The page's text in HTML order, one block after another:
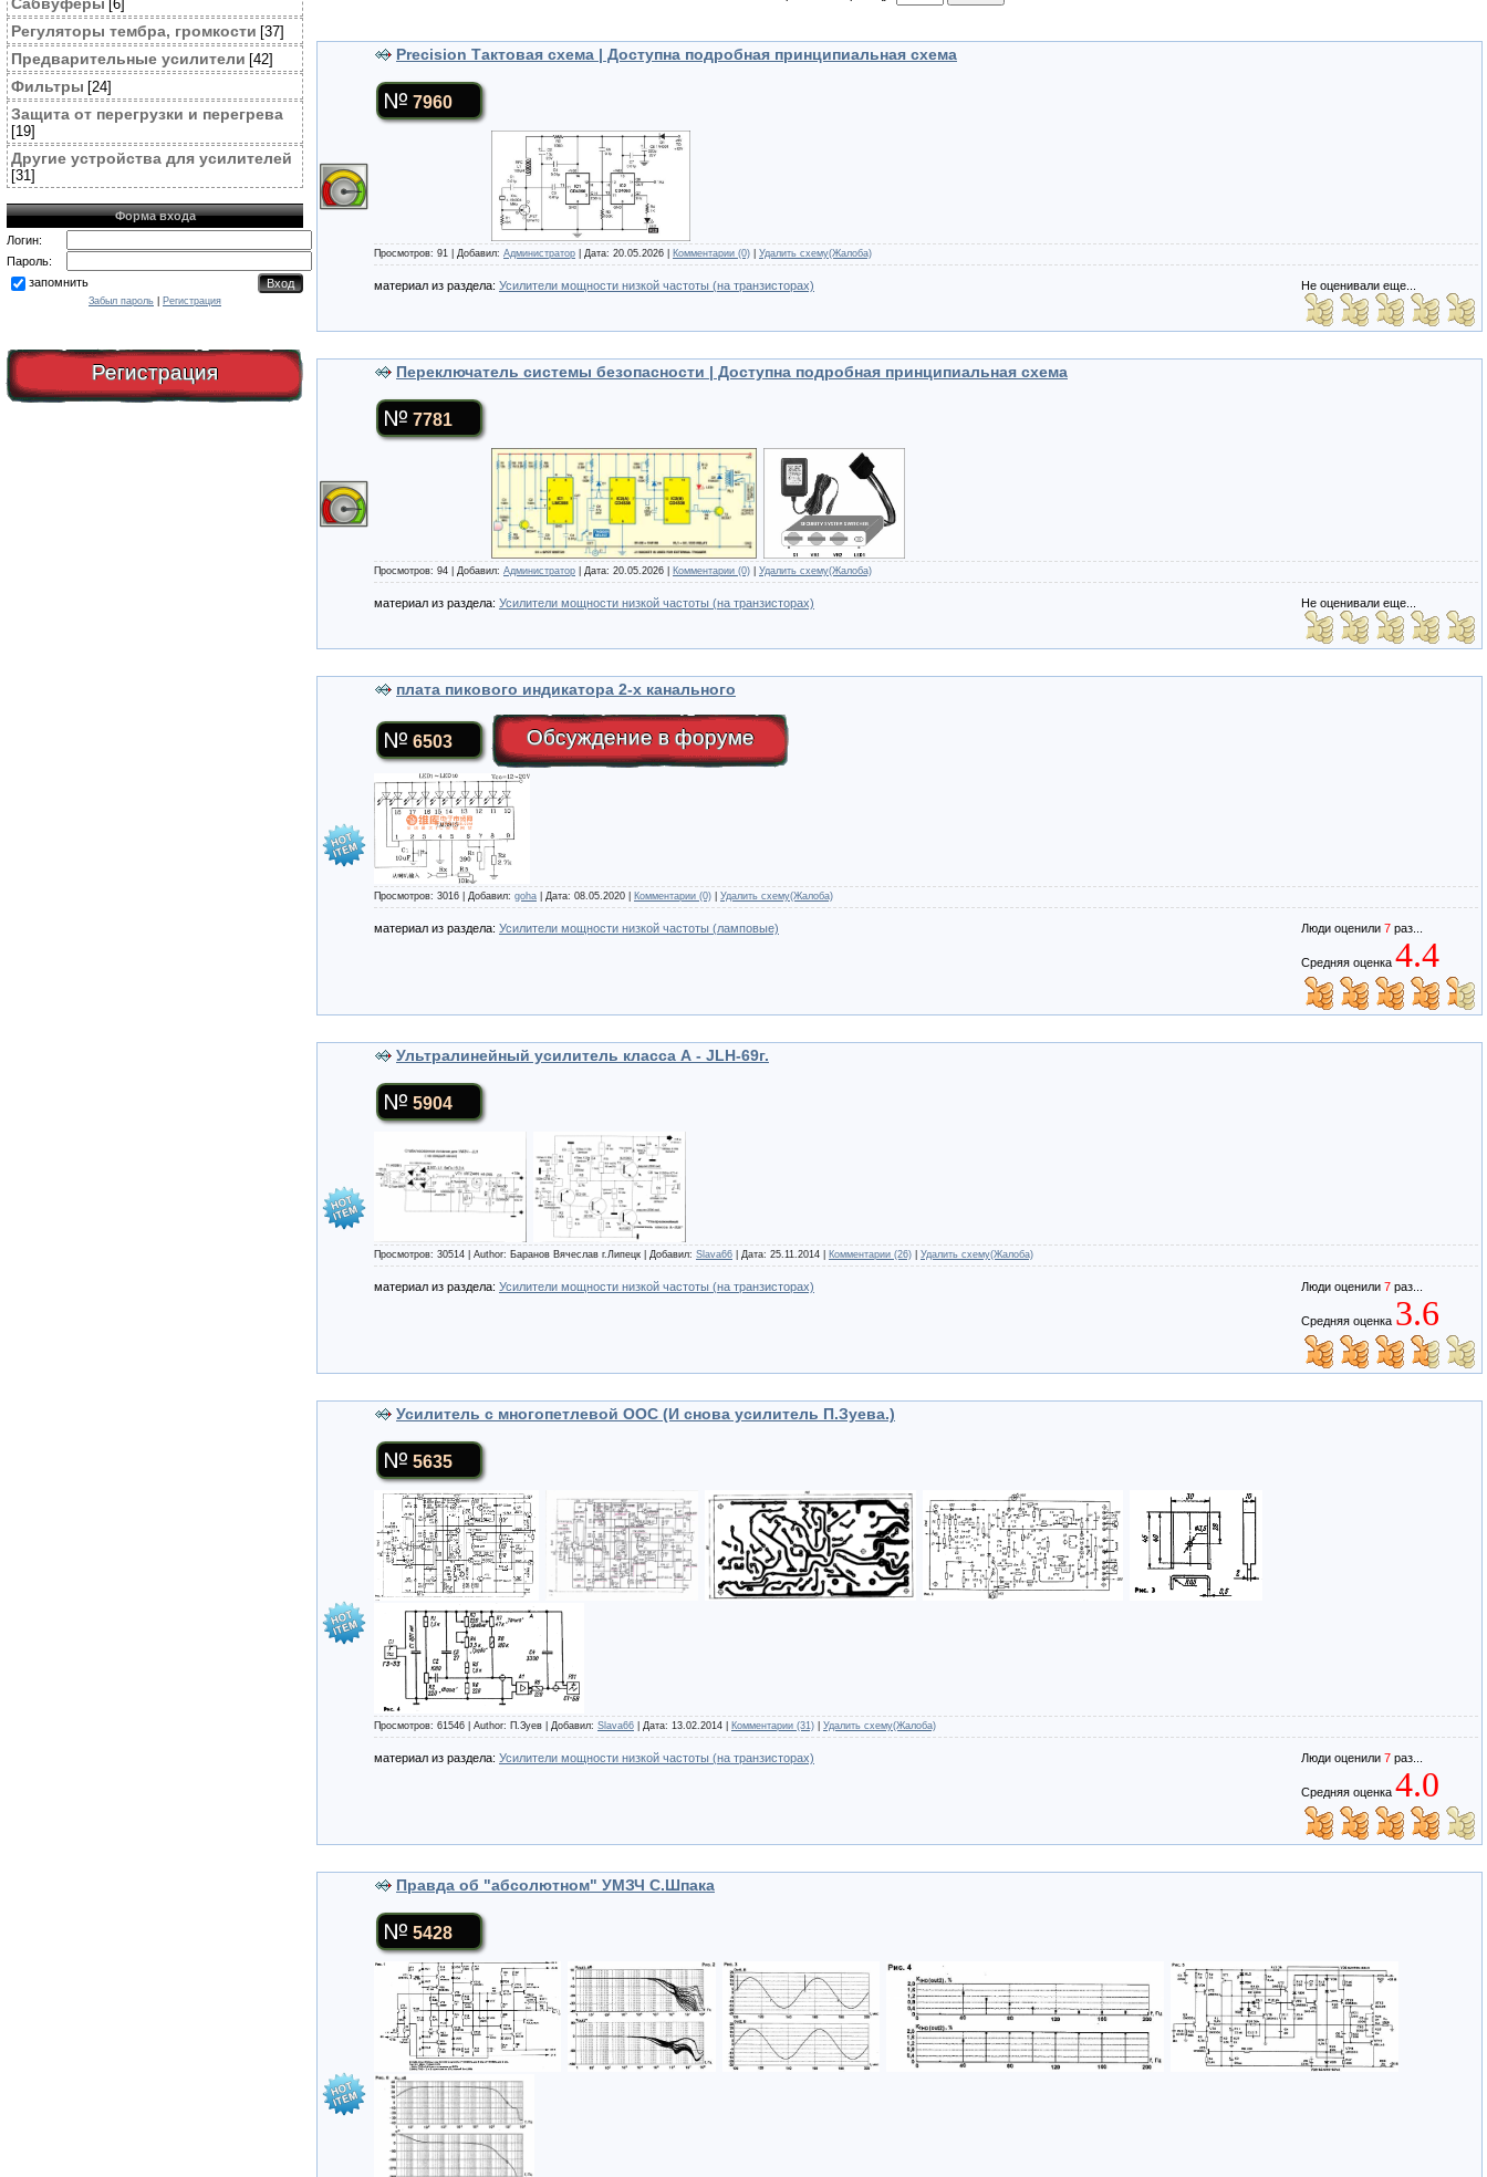
[6]
Регуляторы тембра, громкости [37]
Предварительные усилители [42]
Фильтры [24]
Защита от перегрузки и перегрева
[19]
Другие устройства для усилителей
[31]
Форма входа
Логин:
Пароль:
запомнить
Забыл пароль Регистрация
Регистрация
Precision Тактовая схема | Доступна подробная принципиальная схема
7960
Просмотров: 91 | Добавил: Администратор | Дата: 20.05.2026 Комментарии (0) Удалить схему(Жалоба)
материал из раздела: Усилители мощности низкой частоты (на транзисторах) Не оценивали еще...
Переключатель системы безопасности | Доступна подробная принципиальная схема
7781
Просмотров: 94 | Добавил: Администратор | Дата: 20.05.2026 Комментарии (0) Удалить схему(Жалоба)
материал из раздела: Усилители мощности низкой частоты (на транзисторах) Не оценивали еще...
плата пикового индикатора 2-х канального
6503 Обсуждение в форуме
Просмотров: 3016 | Добавил: goha | Дата: 08.05.2020 Комментарии (0) Удалить схему(Жалоба)
материал из раздела: Усилители мощности низкой частоты (ламповые) Люди оценили 7 раз...
Средняя оценка 4.4
Ультралинейный усилитель класса А - JLH-69г.
5904
Просмотров: 30514 | Author: Баранов Вячеслав г.Липецк | Добавил: Slava66 | Дата: 25.11.2014 Комментарии (26) Удалить схему(Жалоба)
материал из раздела: Усилители мощности низкой частоты (на транзисторах) Люди оценили 7 раз...
Средняя оценка 3.6
Усилитель с многопетлевой ООС (И снова усилитель П.Зуева.)
5635
Просмотров: 61546 | Author: П.Зуев | Добавил: Slava66 | Дата: 13.02.2014 Комментарии (31) Удалить схему(Жалоба)
материал из раздела: Усилители мощности низкой частоты (на транзисторах) Люди оценили 7 раз...
Средняя оценка 4.0
Правда об "абсолютном" УМЗЧ С.Шпака
5428